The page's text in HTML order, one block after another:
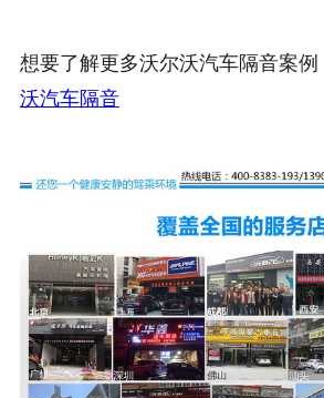
想要了解更多沃尔沃汽车隔音案例
沃汽车隔音